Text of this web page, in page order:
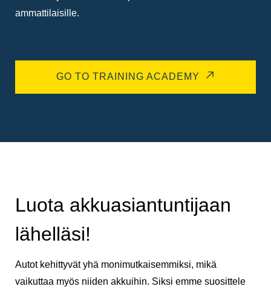
ammattilaisille.
GO TO TRAINING ACADEMY
Luota akkuasiantuntijaan
lähelläsi!
Autot kehittyvät yhä monimutkaisemmiksi, mikä
vaikuttaa myös niiden akkuihin. Siksi emme suosittele